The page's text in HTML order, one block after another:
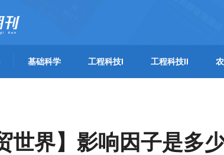
基础科学 工程科技I 工程科技II
世界】影响因子是多